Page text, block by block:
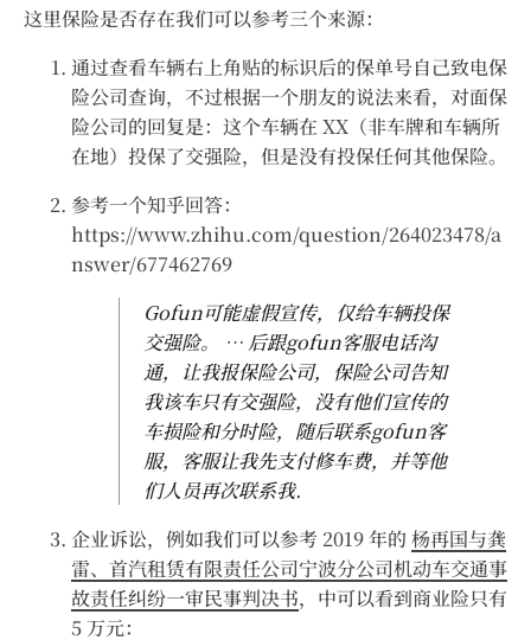
这里保险是否存在我们可以参考三个来源：
通过查看车辆右上角贴的标识后的保单号自己致电保
险公司查询，不过根据一个朋友的说法来看，对面保
险公司的回复是：这个车辆在 XX（非车牌和车辆所
在地）投保了交强险，但是没有投保任何其他保险。
参考一个知乎回答：
https://www.zhihu.com/question/264023478/a
nswer/677462769
Gofun可能虚假宣传，仅给车辆投保
交强险。 … 后跟gofun客服电话沟
通，让我报保险公司，保险公司告知
我该车只有交强险，没有他们宣传的
车损险和分时险，随后联系gofun客
服，客服让我先支付修车费，并等他
们人员再次联系我.
企业诉讼，例如我们可以参考 2019 年的 杨再国与龚
雷、首汽租赁有限责任公司宁波分公司机动车交通事
故责任纠纷一审民事判决书，中可以看到商业险只有
5 万元：